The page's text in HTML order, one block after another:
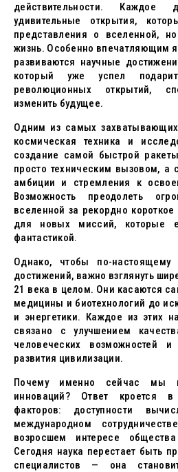
действительности. Каждое
удивительные открытия,
представления о вселенной,
жизнь. Особенно впечатляющим
развиваются научные
который уже успел
революционных открытий,
изменить будущее.
Одним из самых
космическая техника и
создание самой быстрой
просто техническим вызовом, а
амбиции и стремления к
Возможность преодолеть
вселенной за рекордно
для новых миссий, которые
фантастикой.
Однако, чтобы по-настоящему
достижений, важно взглянуть
21 века в целом. Они касаются
медицины и биотехнологий до
и энергетики. Каждое из этих
связано с улучшением
человеческих возможностей
развития цивилизации.
Почему именно сейчас мы
инноваций? Ответ кроется в
факторов: доступности
международном
возросшем интересе
Сегодня наука перестает быть
специалистов — она